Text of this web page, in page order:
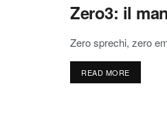
Zero3: il
Zero sprechi, zero
READ MORE